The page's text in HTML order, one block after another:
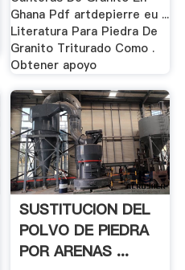
Ghana Pdf artdepierre eu ...
Literatura Para Piedra De
Granito Triturado Como .
Obtener apoyo
SUSTITUCION DEL
POLVO DE PIEDRA
POR ARENAS ...